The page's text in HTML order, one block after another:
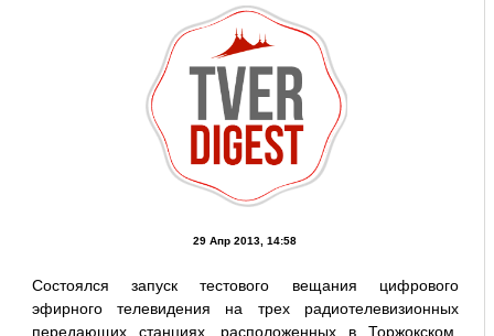
29 Апр 2013, 14:58
Состоялся запуск тестового вещания цифрового
эфирного телевидения на трех радиотелевизионных
передающих станциях, расположенных в Торжокском,